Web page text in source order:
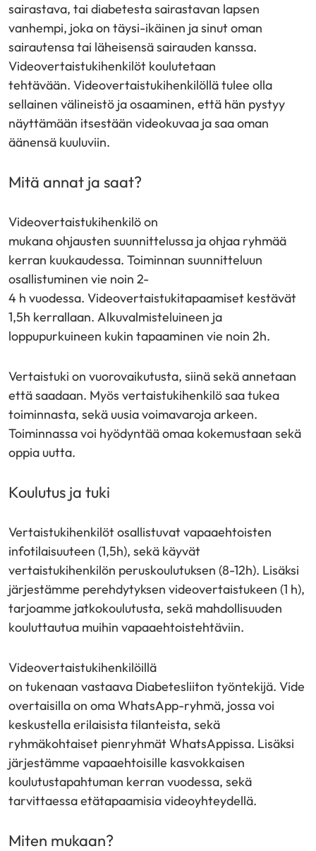
sairastava, tai diabetesta sairastavan lapsen
vanhempi, joka on täysi-ikäinen ja sinut oman
sairautensa tai läheisensä sairauden kanssa.
Videovertaistukihenkilöt koulutetaan
tehtävään. Videovertaistukihenkilöllä tulee olla
sellainen välineistö ja osaaminen, että hän pystyy
näyttämään itsestään videokuvaa ja saa oman
äänensä kuuluviin.
Mitä annat ja saat?
Videovertaistukihenkilö on
mukana ohjausten suunnittelussa ja ohjaa ryhmää
kerran kuukaudessa. Toiminnan suunnitteluun
osallistuminen vie noin 2-
4 h vuodessa. Videovertaistukitapaamiset kestävät
1,5h kerrallaan. Alkuvalmisteluineen ja
loppupurkuineen kukin tapaaminen vie noin 2h.
Vertaistuki on vuorovaikutusta, siinä sekä annetaan
että saadaan. Myös vertaistukihenkilö saa tukea
toiminnasta, sekä uusia voimavaroja arkeen.
Toiminnassa voi hyödyntää omaa kokemustaan sekä
oppia uutta.
Koulutus ja tuki
Vertaistukihenkilöt osallistuvat vapaaehtoisten
infotilaisuuteen (1,5h), sekä käyvät
vertaistukihenkilön peruskoulutuksen (8-12h). Lisäksi
järjestämme perehdytyksen videovertaistukeen (1 h),
tarjoamme jatkokoulutusta, sekä mahdollisuuden
kouluttautua muihin vapaaehtoistehtäviin.
Videovertaistukihenkilöillä
on tukenaan vastaava Diabetesliiton työntekijä. Vide
overtaisilla on oma WhatsApp-ryhmä, jossa voi
keskustella erilaisista tilanteista, sekä
ryhmäkohtaiset pienryhmät WhatsAppissa. Lisäksi
järjestämme vapaaehtoisille kasvokkaisen
koulutustapahtuman kerran vuodessa, sekä
tarvittaessa etätapaamisia videoyhteydellä.
Miten mukaan?